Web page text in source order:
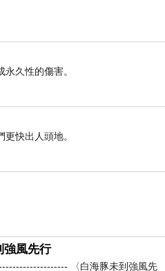
久性的傷害。
快出人頭地。
強風先行
〈白海豚未到強風先